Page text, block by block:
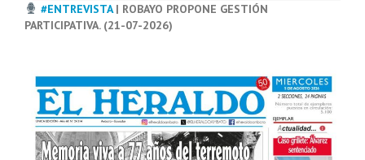
#ENTREVISTA| ROBAYO PROPONE GESTIÓN
PARTICIPATIVA. (21-07-2026)